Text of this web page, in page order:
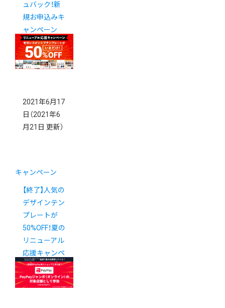
ュバック！新
規お申込みキ
ャンペーン
2021年6月17
日 （2021年6
月21日 更新）
キャンペーン
【終了】人気の
デザインテン
プレートが
50%OFF！夏の
リニューアル
応援キャンペ
ーン